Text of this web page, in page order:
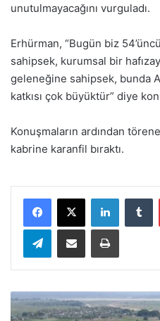
unutulmayacağını vurguladı.
Erhürman, “Bugün biz
sahipsek, kurumsal bir
geleneğine sahipsek, bunda
katkısı çok büyüktür” diye
Konuşmaların ardından
kabrine karanfil bıraktı.
Telegram
U
N